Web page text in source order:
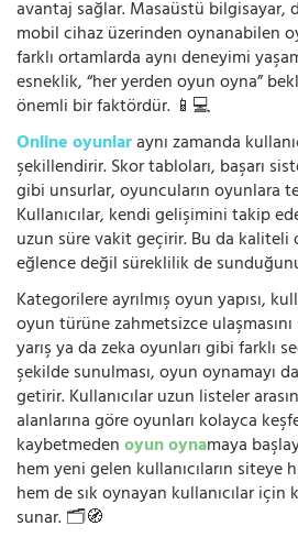
avantaj sağlar. Masaüstü bilgisayar,
mobil cihaz üzerinden oynanabilen
farklı ortamlarda aynı deneyimi
esneklik, “her yerden oyun oyna”
önemli bir faktördür. 📱💻
Online oyunlaraynı zamanda
şekillendirir. Skor tabloları, başarı
gibi unsurlar, oyuncuların oyunlara
Kullanıcılar, kendi gelişimini takip
uzun süre vakit geçirir. Bu da
eğlence değil süreklilik de
Kategorilere ayrılmış oyun yapısı,
oyun türüne zahmetsizce
yarış ya da zeka oyunları gibi farklı
şekilde sunulması, oyun oynamayı
getirir. Kullanıcılar uzun listeler
alanlarına göre oyunları kolayca
kaybetmedenoyun oynamaya
hem yeni gelen kullanıcıların siteye
hem de sık oynayan kullanıcılar
sunar. 🗂️🧭